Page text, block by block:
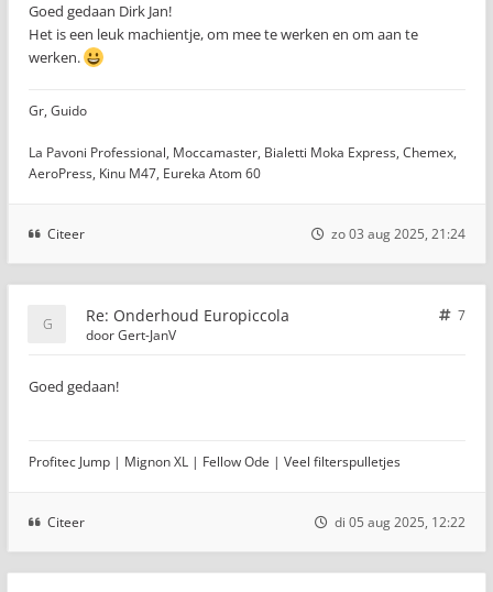
Goed gedaan Dirk Jan!
Het is een leuk machientje, om mee te werken en om aan te
werken.
Gr, Guido
La Pavoni Professional, Moccamaster, Bialetti Moka Express, Chemex,
AeroPress, Kinu M47, Eureka Atom 60
Citeer zo 03 aug 2025, 21:24
Re: Onderhoud Europiccola
7
doorGert-JanV
Goed gedaan!
Profitec Jump | Mignon XL | Fellow Ode | Veel filterspulletjes
Citeer di 05 aug 2025, 12:22